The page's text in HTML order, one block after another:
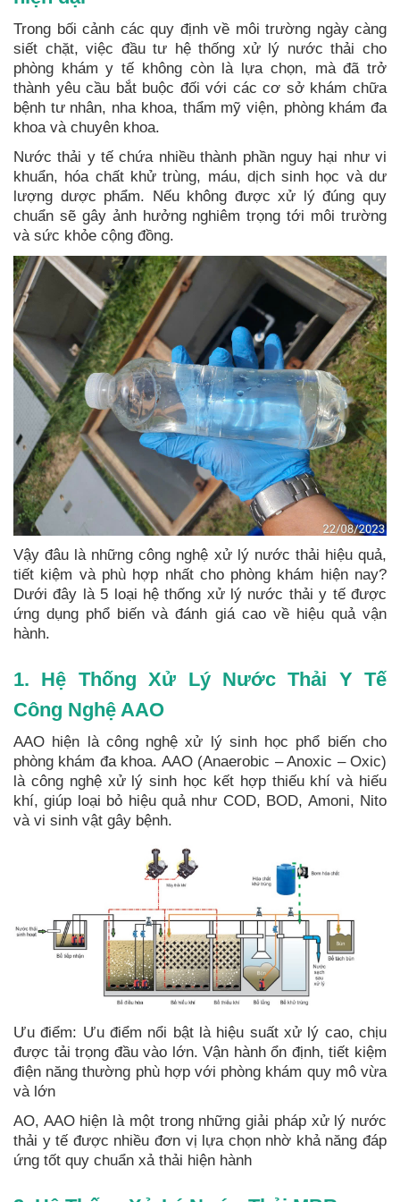
Trong bối cảnh các quy định về môi trường ngày càng
siết chặt, việc đầu tư hệ thống xử lý nước thải cho
phòng khám y tế không còn là lựa chọn, mà đã trở
thành yêu cầu bắt buộc đối với các cơ sở khám chữa
bệnh tư nhân, nha khoa, thẩm mỹ viện, phòng khám đa
khoa và chuyên khoa.
Nước thải y tế chứa nhiều thành phần nguy hại như vi
khuẩn, hóa chất khử trùng, máu, dịch sinh học và dư
lượng dược phẩm. Nếu không được xử lý đúng quy
chuẩn sẽ gây ảnh hưởng nghiêm trọng tới môi trường
và sức khỏe cộng đồng.
Vậy đâu là những công nghệ xử lý nước thải hiệu quả,
tiết kiệm và phù hợp nhất cho phòng khám hiện nay?
Dưới đây là 5 loại hệ thống xử lý nước thải y tế được
ứng dụng phổ biến và đánh giá cao về hiệu quả vận
hành.
1. Hệ Thống Xử Lý Nước Thải Y Tế
Công Nghệ AAO
AAO hiện là công nghệ xử lý sinh học phổ biến cho
phòng khám đa khoa. AAO (Anaerobic – Anoxic – Oxic)
là công nghệ xử lý sinh học kết hợp thiếu khí và hiếu
khí, giúp loại bỏ hiệu quả như COD, BOD, Amoni, Nito
và vi sinh vật gây bệnh.
Ưu điểm: Ưu điểm nổi bật là hiệu suất xử lý cao, chịu
được tải trọng đầu vào lớn. Vận hành ổn định, tiết kiệm
điện năng thường phù hợp với phòng khám quy mô vừa
và lớn
AO, AAO hiện là một trong những giải pháp xử lý nước
thải y tế được nhiều đơn vị lựa chọn nhờ khả năng đáp
ứng tốt quy chuẩn xả thải hiện hành